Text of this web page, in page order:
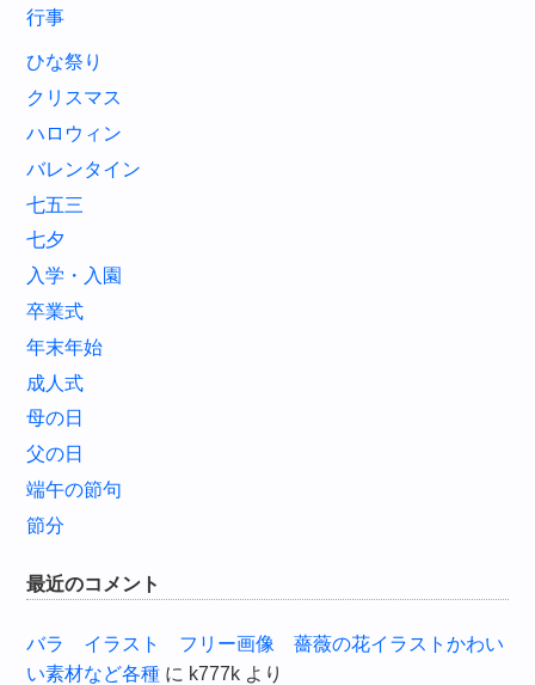
行事
ひな祭り
クリスマス
ハロウィン
バレンタイン
七五三
七夕
入学・入園
卒業式
年末年始
成人式
母の日
父の日
端午の節句
節分
最近のコメント
バラ イラスト フリー画像 薔薇の花イラストかわい
い素材など各種 に k777k より